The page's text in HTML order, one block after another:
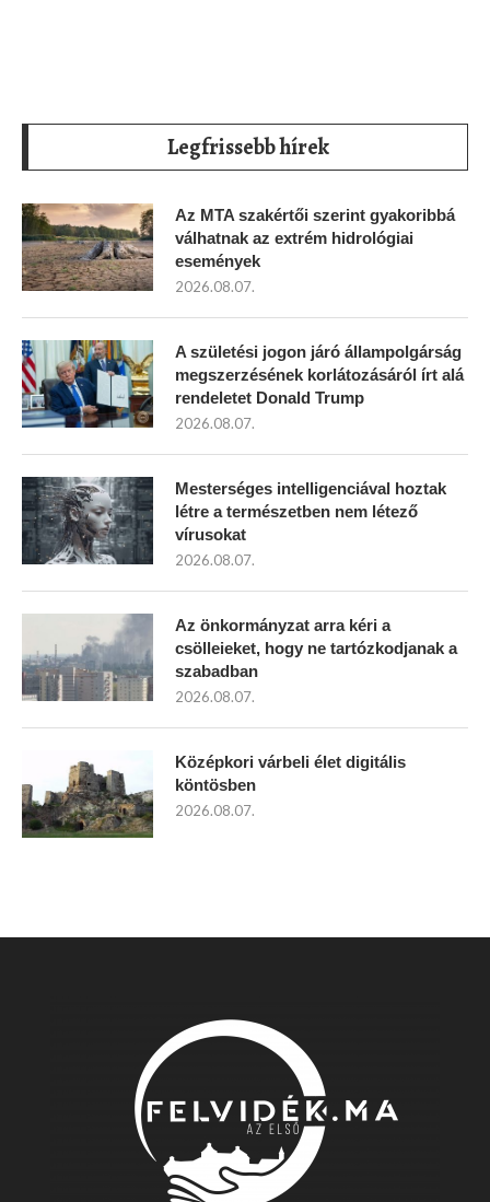
Legfrissebb hírek
Az MTA szakértői szerint gyakoribbá
válhatnak az extrém hidrológiai
események
2026.08.07.
A születési jogon járó állampolgárság
megszerzésének korlátozásáról írt alá
rendeletet Donald Trump
2026.08.07.
Mesterséges intelligenciával hoztak
létre a természetben nem létező
vírusokat
2026.08.07.
Az önkormányzat arra kéri a
csölleieket, hogy ne tartózkodjanak a
szabadban
2026.08.07.
Középkori várbeli élet digitális
köntösben
2026.08.07.